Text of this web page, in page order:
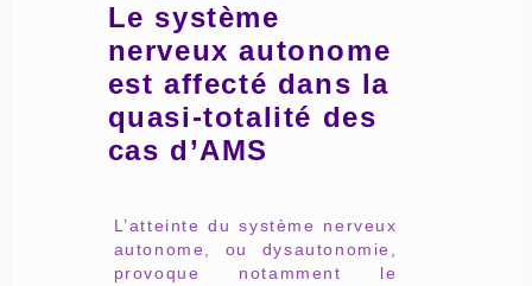
Le système
nerveux autonome
est affecté dans la
quasi-totalité des
cas d’AMS
L’atteinte du système nerveux
autonome, ou dysautonomie,
provoque notamment le